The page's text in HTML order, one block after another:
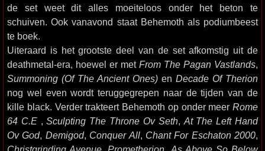
de set weet dit alles moeiteloos onder het beton te
schuiven. Ook vanavond staat Behemoth als podiumbeest
te boek.
Uiteraard is het grootste deel van de set afkomstig uit de
deathmetal-era, hoewel er met From The Pagan Vastlands,
Summoning (Of The Ancient Ones) en Decade Of Therion
nog wel even wordt teruggegrepen naar de tijden van de
kille black. Verder trakteert Behemoth op onder meer Rome
64 C.E ,Sculpting The Throne Ov Seth, At The Left Hand
Ov God, Demigod, Conquer All, Chant For Eschaton 2000,